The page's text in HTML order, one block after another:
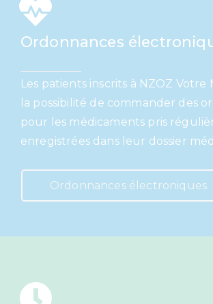
Ordonnances
Les patients inscrits à NZOZ Votre
la possibilité de commander des
pour les médicaments pris
enregistrées dans leur dossier
Ordonnances électroniques